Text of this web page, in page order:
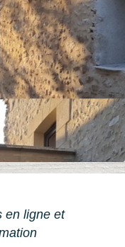
en ligne et